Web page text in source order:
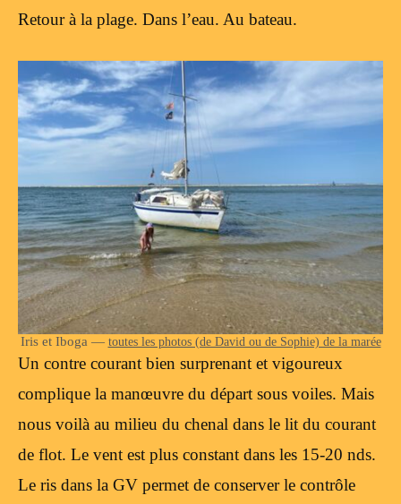
Retour à la plage. Dans l’eau. Au bateau.
Iris et Iboga — toutes les photos (de David ou de Sophie) de la marée
Un contre courant bien surprenant et vigoureux
complique la manœuvre du départ sous voiles. Mais
nous voilà au milieu du chenal dans le lit du courant
de flot. Le vent est plus constant dans les 15-20 nds.
Le ris dans la GV permet de conserver le contrôle